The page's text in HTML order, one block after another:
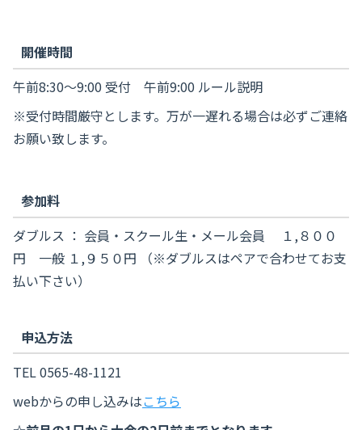
開催時間
午前8:30～9:00 受付 午前9:00 ルール説明
※受付時間厳守とします。万が一遅れる場合は必ずご連絡
お願い致します。
参加料
ダブルス ： 会員・スクール生・メール会員 １,８００
円 一般 １,９５０円 （※ダブルスはペアで合わせてお支
払い下さい）
申込方法
TEL 0565-48-1121
webからの申し込みはこちら